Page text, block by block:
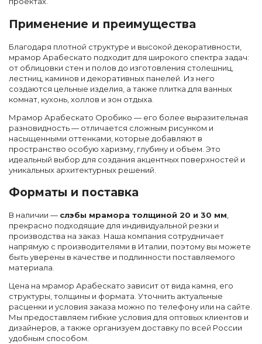
Применение и преимущества
Благодаря плотной структуре и высокой декоративности,
мрамор Арабескато подходит для широкого спектра задач:
от облицовки стен и полов до изготовления столешниц,
лестниц, каминов и декоративных панелей. Из него
создаются цельные изделия, а также плитка для ванных
комнат, кухонь, холлов и зон отдыха.
Мрамор Арабескато Оробико — его более выразительная
разновидность — отличается сложным рисунком и
насыщенными оттенками, которые добавляют в
пространство особую харизму, глубину и объем. Это
идеальный выбор для создания акцентных поверхностей и
уникальных архитектурных решений.
Форматы и поставка
В наличии — слэбы мрамора толщиной 20 и 30 мм
прекрасно подходящие для индивидуальной резки и
производства на заказ. Наша компания сотрудничает
напрямую с производителями в Италии, поэтому вы можете
быть уверены в качестве и подлинности поставляемого
материала.
Цена на мрамор Арабескато зависит от вида камня, его
структуры, толщины и формата. Уточнить актуальные
расценки и условия заказа можно по телефону или на сайте.
Мы предоставляем гибкие условия для оптовых клиентов и
дизайнеров, а также организуем доставку по всей России
удобным способом.